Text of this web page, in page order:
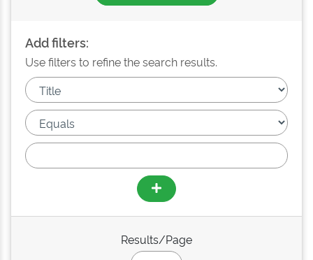
Add filters:
Use filters to refine the search results.
Results/Page